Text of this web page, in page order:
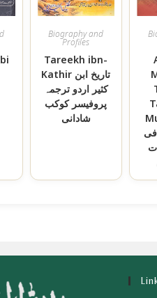
Biography and
Profiles
Tareekh ibn-
Kathir تاریخ ابن
كثير اردو ترجمہ
پروفیسر کوکب
شادانی
فی